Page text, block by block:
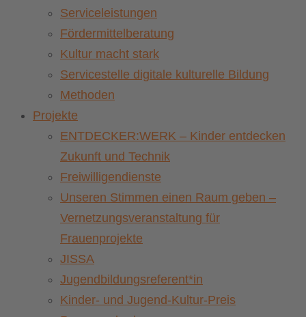
Serviceleistungen
Fördermittelberatung
Kultur macht stark
Servicestelle digitale kulturelle Bildung
Methoden
Projekte
ENTDECKER:WERK – Kinder entdecken
Zukunft und Technik
Freiwilligendienste
Unseren Stimmen einen Raum geben –
Vernetzungsveranstaltung für
Frauenprojekte
JISSA
Jugendbildungsreferent*in
Kinder- und Jugend-Kultur-Preis